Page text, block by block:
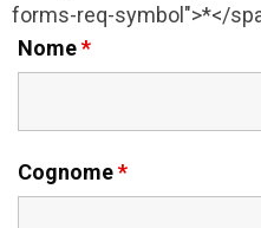
forms-req-symbol">*</
Nome*
Cognome*